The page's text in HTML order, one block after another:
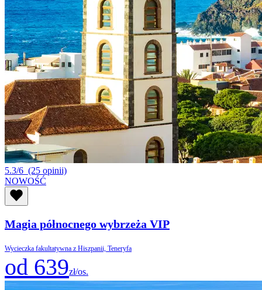
5.3/6 (25 opinii)
NOWOŚĆ
Magia północnego wybrzeża VIP
Wycieczka fakultatywna z Hiszpanii, Teneryfa
od 639zł/os.